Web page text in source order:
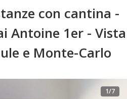
con cantina -
Antoine 1er - Vista
e Monte-Carlo
1/7